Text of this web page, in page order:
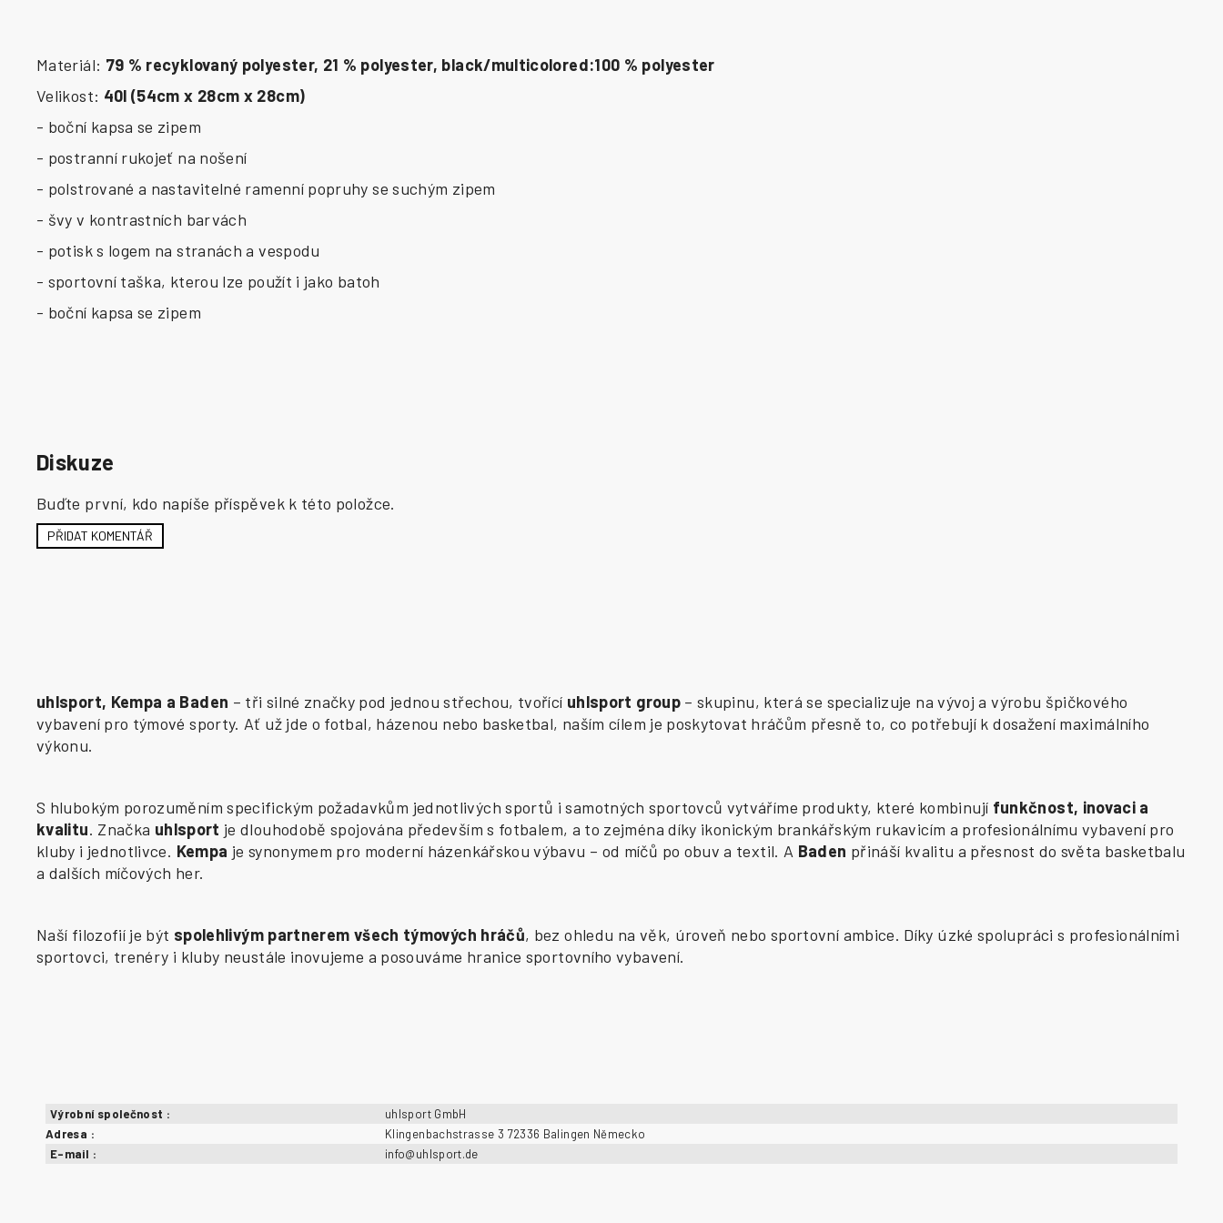
Materiál: 79 % recyklovaný polyester, 21 % polyester, black/multicolored:100 % polyester
Velikost: 40l (54cm x 28cm x 28cm)
- boční kapsa se zipem
- postranní rukojeť na nošení
- polstrované a nastavitelné ramenní popruhy se suchým zipem
- švy v kontrastních barvách
- potisk s logem na stranách a vespodu
- sportovní taška, kterou lze použít i jako batoh
- boční kapsa se zipem
Diskuze
Buďte první, kdo napíše příspěvek k této položce.
PŘIDAT KOMENTÁŘ
uhlsport, Kempa a Baden – tři silné značky pod jednou střechou, tvořící uhlsport group– skupinu, která se specializuje na vývoj a výrobu špičkového
vybavení pro týmové sporty. Ať už jde o fotbal, házenou nebo basketbal, naším cílem je poskytovat hráčům přesně to, co potřebují k dosažení maximálního
výkonu.
S hlubokým porozuměním specifickým požadavkům jednotlivých sportů i samotných sportovců vytváříme produkty, které kombinují funkčnost, inovaci a
kvalitu. Značka uhlsport je dlouhodobě spojována především s fotbalem, a to zejména díky ikonickým brankářským rukavicím a profesionálnímu vybavení pro
kluby i jednotlivce. Kempa je synonymem pro moderní házenkářskou výbavu – od míčů po obuv a textil. A Baden přináší kvalitu a přesnost do světa basketbalu
a dalších míčových her.
Naší filozofií je být spolehlivým partnerem všech týmových hráčů, bez ohledu na věk, úroveň nebo sportovní ambice. Díky úzké spolupráci s profesionálními
sportovci, trenéry i kluby neustále inovujeme a posouváme hranice sportovního vybavení.
Výrobní společnost :
uhlsport GmbH
Adresa :
Klingenbachstrasse 3 72336 Balingen Německo
E-mail : info@uhlsport.de